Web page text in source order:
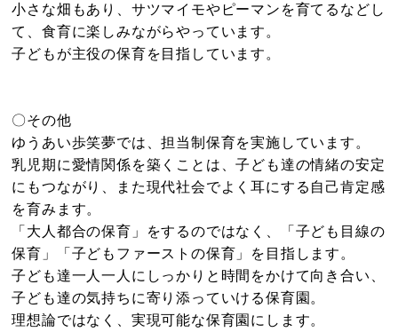
小さな畑もあり、サツマイモやピーマンを育てるなどし
て、食育に楽しみながらやっています。
子どもが主役の保育を目指しています。
〇その他
ゆうあい歩笑夢では、担当制保育を実施しています。
乳児期に愛情関係を築くことは、子ども達の情緒の安定
にもつながり、また現代社会でよく耳にする自己肯定感
を育みます。
「大人都合の保育」をするのではなく、「子ども目線の
保育」「子どもファーストの保育」を目指します。
子ども達一人一人にしっかりと時間をかけて向き合い、
子ども達の気持ちに寄り添っていける保育園。
理想論ではなく、実現可能な保育園にします。